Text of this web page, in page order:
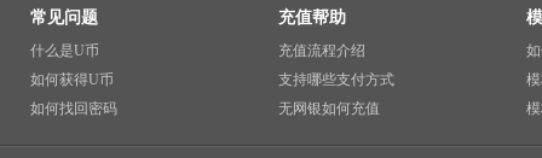
常见问题
什么是U币
如何获得U币
如何找回密码
充值帮助
充值流程介绍
支持哪些支付方式
无网银如何充值